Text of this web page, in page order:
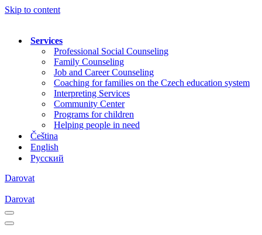
Skip to content
Services
Professional Social Counseling
Family Counseling
Job and Career Counseling
Coaching for families on the Czech education system
Interpreting Services
Community Center
Programs for children
Helping people in need
Čeština
English
Русский
Darovat
Darovat
Navigation
Menu
Navigation